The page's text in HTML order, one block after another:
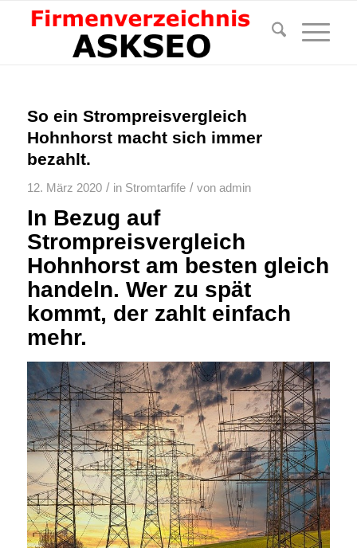
So ein Strompreisvergleich
Hohnhorst macht sich immer
bezahlt.
12. März 2020 / in Stromtarfife / von admin
In Bezug auf
Strompreisvergleich
Hohnhorst am besten gleich
handeln. Wer zu spät
kommt, der zahlt einfach
mehr.